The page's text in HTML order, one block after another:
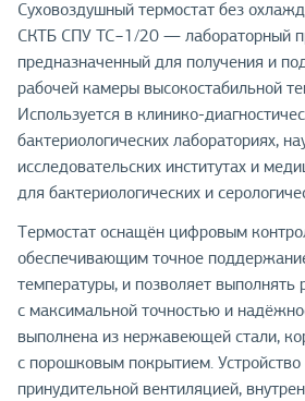
Суховоздушный термостат без
СКТБ СПУ ТС−1/20 — лабораторный
предназначенный для получения и
рабочей камеры высокостабильной
Используется в клинико-
бактериологических лабораториях,
исследовательских институтах и
для бактериологических и
Термостат оснащён цифровым
обеспечивающим точное
температуры, и позволяет выполнять
с максимальной точностью и
выполнена из нержавеющей стали,
с порошковым покрытием.
принудительной вентиляцией,